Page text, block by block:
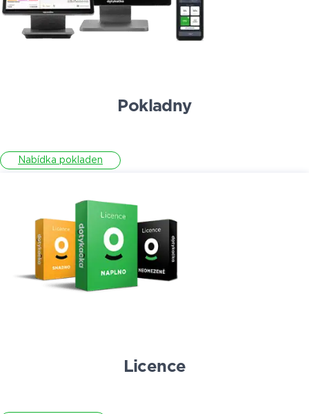
Pokladny
Nabídka pokladen
Licence